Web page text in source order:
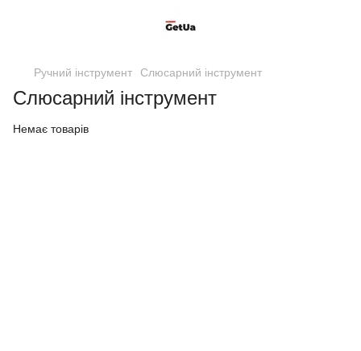
Ручний інструмент Слюсарний інструмент
Слюсарний інструмент
Немає товарів